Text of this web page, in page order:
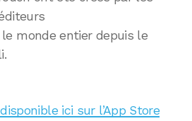
monde entier depuis le
ici sur l’App Store